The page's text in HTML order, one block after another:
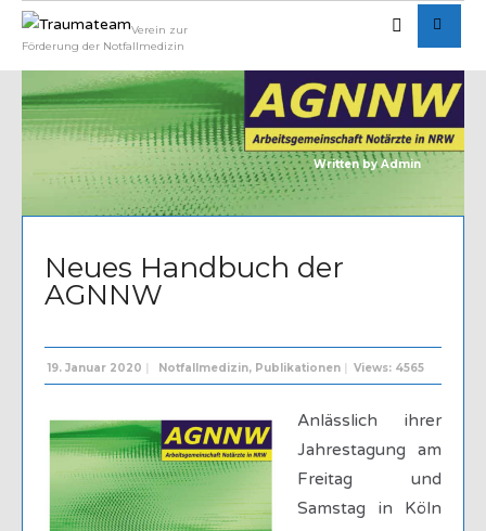
Verein zur
Förderung der Notfallmedizin
Written byAdmin
Neues Handbuch der
AGNNW
19. Januar 2020 | Notfallmedizin, Publikationen | Views: 4565
Anlässlich ihrer
Jahrestagung am
Freitag und
Samstag in Köln